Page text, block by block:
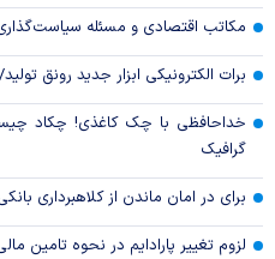
مکاتب اقتصادی و مسئله سیاست‌گذاری
برات الکترونیکی ابزار جدید رونق
خداحافظی با چک کاغذی! چکاد
گرافیک
برای در امان ماندن از کلاهبرداری
لزوم تغییر پارادایم در نحوه تامین